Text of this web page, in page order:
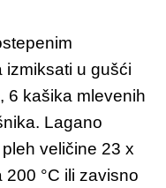
u gušći
6 kašika mlevenih
Lagano
veličine 23 x
°C ili zavisno